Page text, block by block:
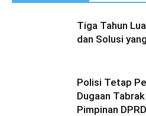
Tiga Tahun
dan Solusi
Polisi Tetap
Dugaan
Pimpinan